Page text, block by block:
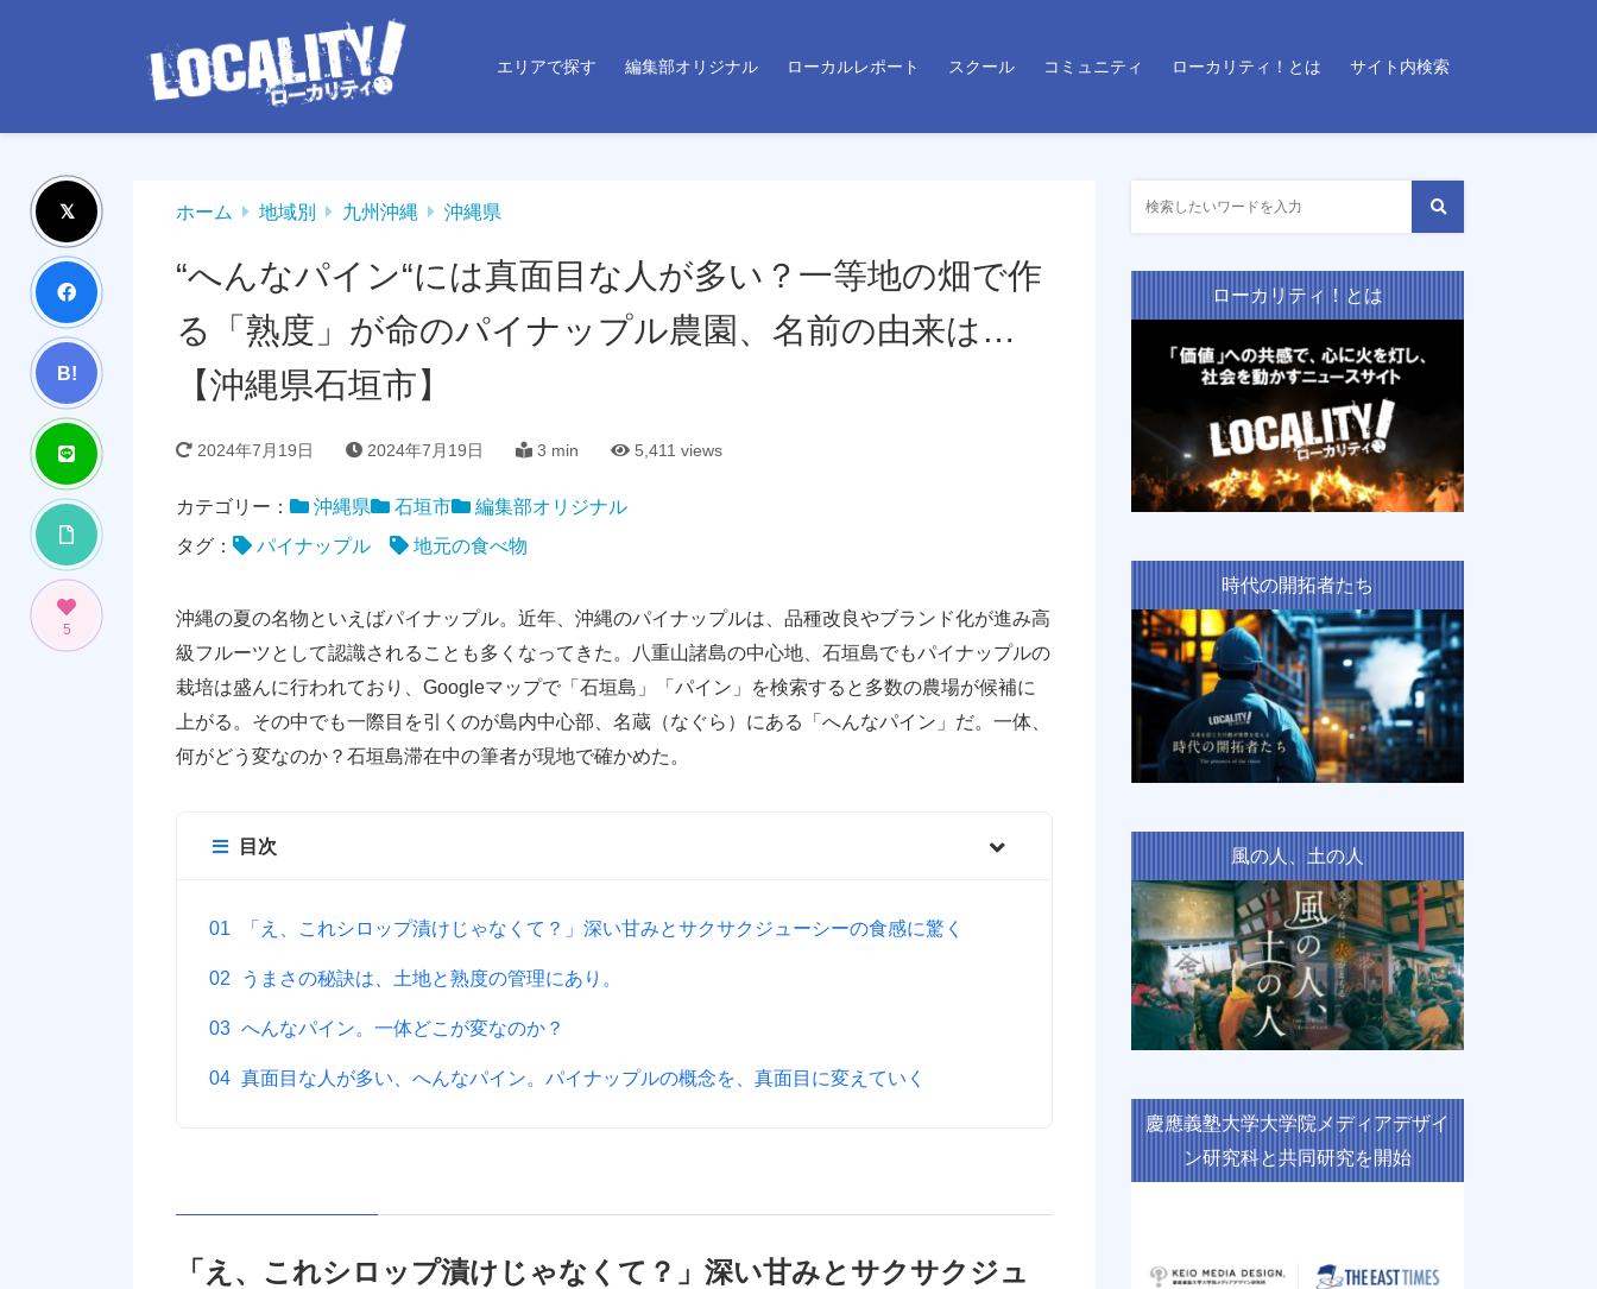
エリアで探す 編集部オリジナル ローカルレポート スクール コミュニティ ローカリティ！とは サイト内検索
B!
5
ホーム 地域別 九州沖縄 沖縄県
“へんなパイン“には真面目な人が多い？一等地の畑で作
る「熟度」が命のパイナップル農園、名前の由来は…
【沖縄県石垣市】
2024年7月19日 2024年7月19日 3 min 5,411 views
カテゴリー： 沖縄県 石垣市
編集部オリジナル
タグ：
パイナップル 地元の食べ物
沖縄の夏の名物といえばパイナップル。近年、沖縄のパイナップルは、品種改良やブランド化が進み高
級フルーツとして認識されることも多くなってきた。八重山諸島の中心地、石垣島でもパイナップルの
栽培は盛んに行われており、Googleマップで「石垣島」「パイン」を検索すると多数の農場が候補に
上がる。その中でも一際目を引くのが島内中心部、名蔵（なぐら）にある「へんなパイン」だ。一体、
何がどう変なのか？石垣島滞在中の筆者が現地で確かめた。
目次
「え、これシロップ漬けじゃなくて？」深い甘みとサクサクジューシーの食感に驚く
うまさの秘訣は、土地と熟度の管理にあり。
へんなパイン。一体どこが変なのか？
真面目な人が多い、へんなパイン。パイナップルの概念を、真面目に変えていく
「え、これシロップ漬けじゃなくて？」深い甘みとサクサクジュ
ローカリティ！とは
時代の開拓者たち
風の人、土の人
慶應義塾大学大学院メディアデザイ
ン研究科と共同研究を開始